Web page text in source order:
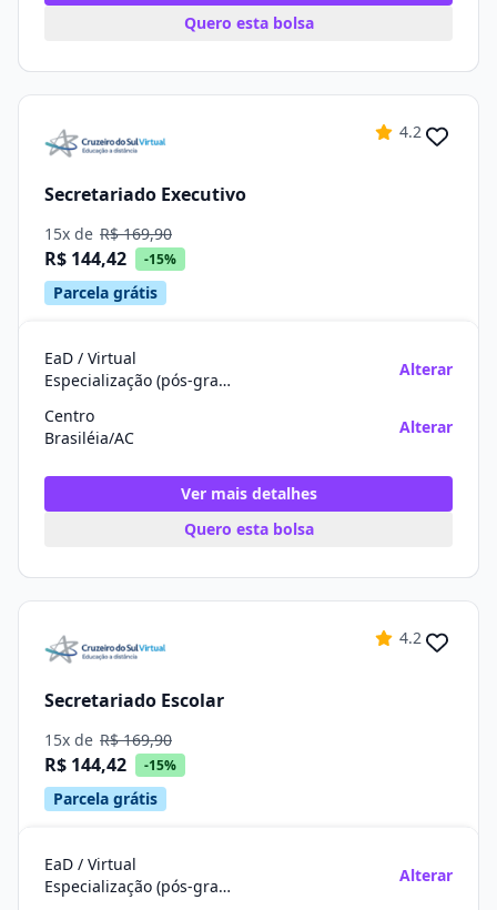
Quero esta bolsa
4.2
Secretariado Executivo
15x de R$ 169,90
R$ 144,42 -15%
Parcela grátis
EaD / Virtual
Especialização (pós-graduação)
Alterar
Centro
Brasiléia/AC
Alterar
Ver mais detalhes
Quero esta bolsa
4.2
Secretariado Escolar
15x de R$ 169,90
R$ 144,42 -15%
Parcela grátis
EaD / Virtual
Especialização (pós-graduação)
Alterar